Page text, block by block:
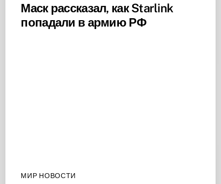
Маск рассказал, как Starlink
попадали в армию РФ
МИР НОВОСТИ